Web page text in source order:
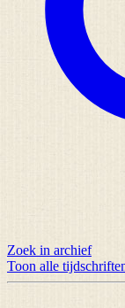
Zoek in archief
Toon alle